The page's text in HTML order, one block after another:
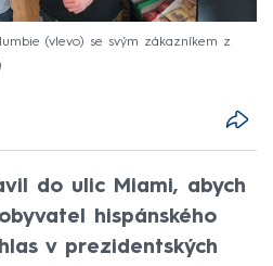
(vlevo) se svým zákazníkem z
do ulic Miami, abych
hispánského
v prezidentských